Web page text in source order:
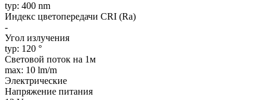
typ: 400 nm
Индекс цветопередачи CRI (Ra)
-
Угол излучения
typ: 120 °
Световой поток на 1м
max: 10 lm/m
Электрические
Напряжение питания